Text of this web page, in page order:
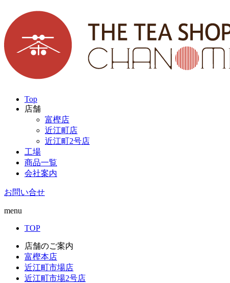
Top
店舗
富樫店
近江町店
近江町2号店
工場
商品一覧
会社案内
お問い合せ
menu
TOP
店舗のご案内
富樫本店
近江町市場店
近江町市場2号店